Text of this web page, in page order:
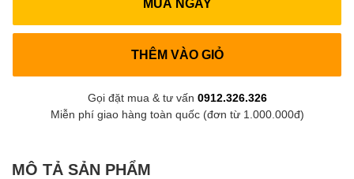
THÊM VÀO GIỎ
Gọi đặt mua & tư vấn 0912.326.326
Miễn phí giao hàng toàn quốc (đơn từ 1.000.000đ)
MÔ TẢ SẢN PHẨM